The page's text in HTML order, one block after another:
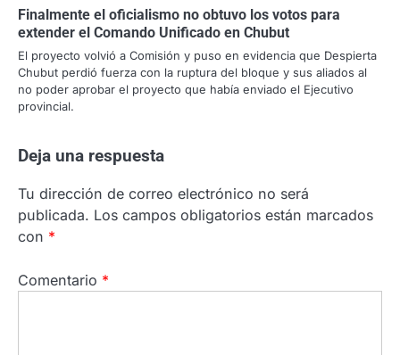
Finalmente el oficialismo no obtuvo los votos para
extender el Comando Unificado en Chubut
El proyecto volvió a Comisión y puso en evidencia que Despierta
Chubut perdió fuerza con la ruptura del bloque y sus aliados al
no poder aprobar el proyecto que había enviado el Ejecutivo
provincial.
Deja una respuesta
Tu dirección de correo electrónico no será
publicada. Los campos obligatorios están marcados
con *
Comentario *